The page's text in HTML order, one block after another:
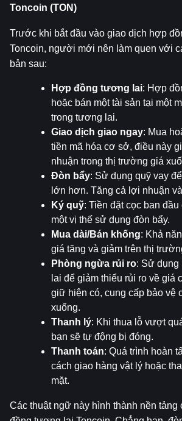
Toncoin (TON)
Trước khi bắt đầu vào giao dịch hợp
Toncoin, người mới nên làm quen với
bản sau:
Hợp đồng tương lai: Hợp
hoặc bán một tài sản tại một
trong tương lai.
Giao dịch giao ngay: Mua
tiền mã hóa cơ sở, điều này
nhuận trong thị trường giá
Đòn bẩy: Sử dụng quỹ vay
lớn hơn. Tăng cả lợi nhuận
Ký quỹ: Tiền đặt cọc ban
một vị thế sử dụng đòn bẩy.
Mua dài/Bán khống: Khả
giá tăng và giảm trên thị
Phòng ngừa rủi ro: Sử
lai để giảm thiểu rủi ro về giá
giữ hiện có, cung cấp bảo vệ
xuống.
Thanh lý: Khi thua lỗ vượt
bạn sẽ tự động bị đóng.
Thanh toán: Quá trình hoàn
cách giao hàng vật lý hoặc
mặt.
Các thuật ngữ này hình thành nền